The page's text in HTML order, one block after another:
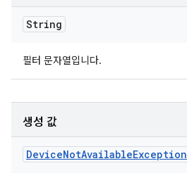
String
필터 문자열입니다.
생성 값
DeviceNotAvailableException